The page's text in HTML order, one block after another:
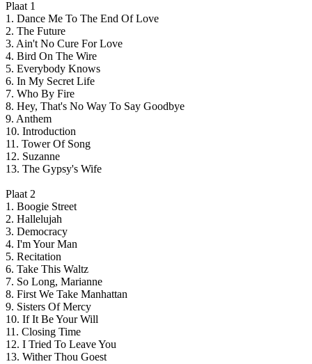
Plaat 1
1. Dance Me To The End Of Love
2. The Future
3. Ain't No Cure For Love
4. Bird On The Wire
5. Everybody Knows
6. In My Secret Life
7. Who By Fire
8. Hey, That's No Way To Say Goodbye
9. Anthem
10. Introduction
11. Tower Of Song
12. Suzanne
13. The Gypsy's Wife
Plaat 2
1. Boogie Street
2. Hallelujah
3. Democracy
4. I'm Your Man
5. Recitation
6. Take This Waltz
7. So Long, Marianne
8. First We Take Manhattan
9. Sisters Of Mercy
10. If It Be Your Will
11. Closing Time
12. I Tried To Leave You
13. Wither Thou Goest